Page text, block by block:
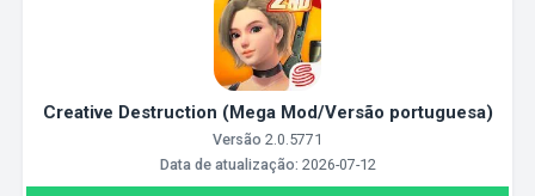
Creative Destruction (Mega Mod/Versão portuguesa)
Versão 2.0.5771
Data de atualização: 2026-07-12